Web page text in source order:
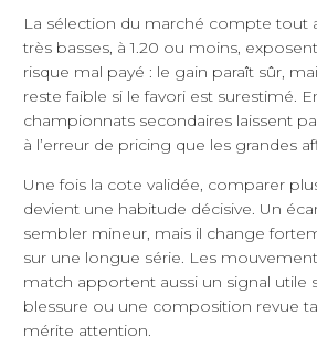
La sélection du marché compte tout
très basses, à 1.20 ou moins,
risque mal payé : le gain paraît sûr,
reste faible si le favori est surestimé.
championnats secondaires laissent
à l’erreur de pricing que les grandes
Une fois la cote validée, comparer
devient une habitude décisive. Un
sembler mineur, mais il change
sur une longue série. Les
match apportent aussi un signal utile
blessure ou une composition revue
mérite attention.